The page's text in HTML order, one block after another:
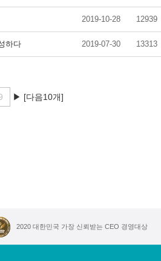
2019-10-28 12939
하다 2019-07-30 13313
▶ [다음10개]
2020 대한민국 가장 신뢰받는 CEO 경영대상